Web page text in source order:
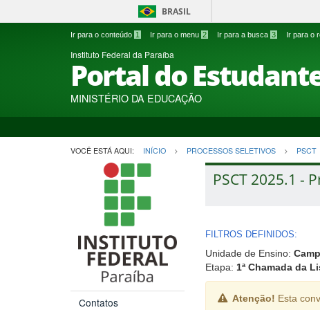
BRASIL
Ir para o conteúdo 1 Ir para o menu 2 Ir para a busca 3 Ir para o
Instituto Federal da Paraíba
Portal do
MINISTÉRIO DA EDUCAÇÃO
VOCÊ ESTÁ AQUI: INÍCIO PROCESSOS SELETIVOS PSCT
Contatos
PSCT 2025.1 -
FILTROS DEFINIDOS:
Unidade de Ensino:
Etapa: 1ª Chamada da
Atenção! Esta